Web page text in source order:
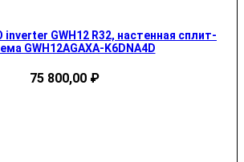
inverter GWH12 R32, настенная сплит-
GWH12AGAXA-K6DNA4D
75 800,00 ₽